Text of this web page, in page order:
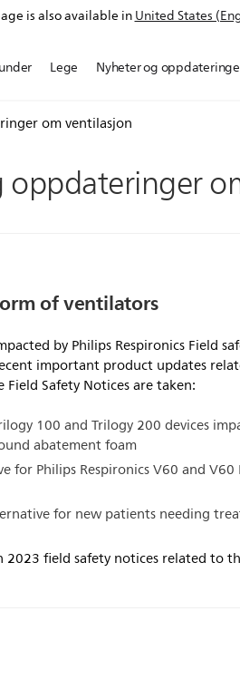
is also available inUnited States
Lege Nyheter og
om ventilasjon
oppdateringer
of ventilators
by Philips Respironics Field
important product updates
Safety Notices are taken:
100 and Trilogy 200 devices
abatement foam
for Philips Respironics V60 and
for new patients needing
field safety notices related to